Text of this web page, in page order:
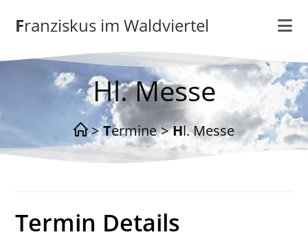
Inhalt
springenFranziskus im Waldviertel
Hl. Messe
> Termine > Hl. Messe
Termin Details